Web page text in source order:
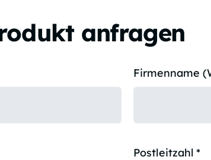
anfragen
Firmenname
Postleitzahl *